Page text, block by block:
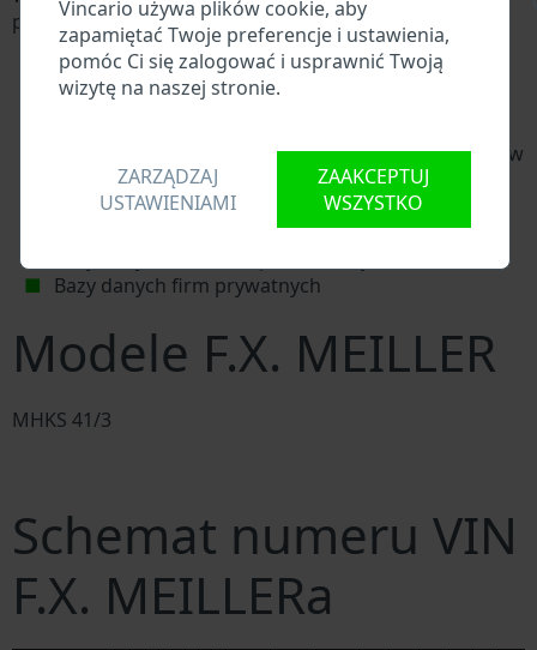
Vincario używa plików cookie, aby
zapamiętać Twoje preferencje i ustawienia,
pomóc Ci się zalogować i usprawnić Twoją
wizytę na naszej stronie.
ZARZĄDZAJ
USTAWIENIAMI
ZAAKCEPTUJ
WSZYSTKO
przeszukują VIN:
Baza danych producenta F.X. MEILLERa
Baza danych importerów/eksporterów F.X.
MEILLERa
Baza danych warsztatów F.X. MEILLERa i dostawców
części zamiennych
Krajowe bazy danych pojazdów
Bazy danych firm prywatnych
Modele F.X. MEILLER
MHKS 41/3
Schemat numeru VIN
F.X. MEILLERa